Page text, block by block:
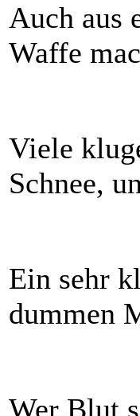
Auch aus
Waffe
Viele
Schnee,
Ein sehr
dummen
Wer Blut